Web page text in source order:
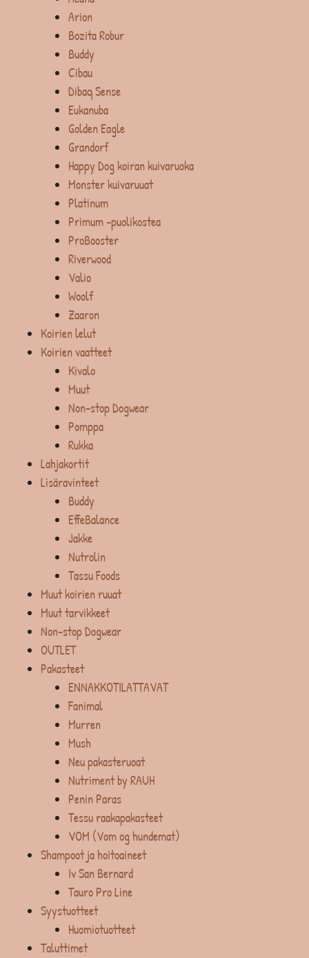
Arion
Bozita Robur
Buddy
Cibau
Dibaq Sense
Eukanuba
Golden Eagle
Grandorf
Happy Dog koiran kuivaruoka
Monster kuivaruuat
Platinum
Primum -puolikostea
ProBooster
Riverwood
Valio
Woolf
Zaaron
Koirien lelut
Koirien vaatteet
Kivalo
Muut
Non-stop Dogwear
Pomppa
Rukka
Lahjakortit
Lisäravinteet
Buddy
EffeBalance
Jakke
Nutrolin
Tassu Foods
Muut koirien ruuat
Muut tarvikkeet
Non-stop Dogwear
OUTLET
Pakasteet
ENNAKKOTILATTAVAT
Fanimal
Murren
Mush
Neu pakasteruoat
Nutriment by RAUH
Penin Paras
Tessu raakapakasteet
VOM (Vom og hundemat)
Shampoot ja hoitoaineet
Iv San Bernard
Tauro Pro Line
Syystuotteet
Huomiotuotteet
Taluttimet